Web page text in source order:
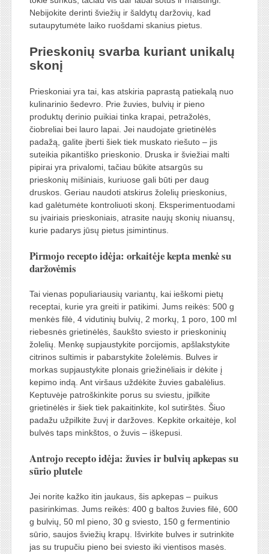
Nebijokite derinti šviežių ir šaldytų daržovių, kad
sutaupytumėte laiko ruošdami skanius pietus.
Prieskonių svarba kuriant unikalų
skonį
Prieskoniai yra tai, kas atskiria paprastą patiekalą nuo
kulinarinio šedevro. Prie žuvies, bulvių ir pieno
produktų derinio puikiai tinka krapai, petražolės,
čiobreliai bei lauro lapai. Jei naudojate grietinėlės
padažą, galite įberti šiek tiek muskato riešuto – jis
suteikia pikantiško prieskonio. Druska ir šviežiai malti
pipirai yra privalomi, tačiau būkite atsargūs su
prieskonių mišiniais, kuriuose gali būti per daug
druskos. Geriau naudoti atskirus žolelių prieskonius,
kad galėtumėte kontroliuoti skonį. Eksperimentuodami
su įvairiais prieskoniais, atrasite naujų skonių niuansų,
kurie padarys jūsų pietus įsimintinus.
Pirmojo recepto idėja: orkaitėje kepta menkė su
daržovėmis
Tai vienas populiariausių variantų, kai ieškomi pietų
receptai, kurie yra greiti ir patikimi. Jums reikės: 500 g
menkės filė, 4 vidutinių bulvių, 2 morkų, 1 poro, 100 ml
riebesnės grietinėlės, šaukšto sviesto ir prieskoninių
žolelių. Menkę supjaustykite porcijomis, apšlakstykite
citrinos sultimis ir pabarstykite žolelėmis. Bulves ir
morkas supjaustykite plonais griežinėliais ir dėkite į
kepimo indą. Ant viršaus uždėkite žuvies gabalėlius.
Keptuvėje patroškinkite porus su sviestu, įpilkite
grietinėlės ir šiek tiek pakaitinkite, kol sutirštės. Šiuo
padažu užpilkite žuvį ir daržoves. Kepkite orkaitėje, kol
bulvės taps minkštos, o žuvis – iškepusi.
Antrojo recepto idėja: žuvies ir bulvių apkepas su
sūrio plutele
Jei norite kažko itin jaukaus, šis apkepas – puikus
pasirinkimas. Jums reikės: 400 g baltos žuvies filė, 600
g bulvių, 50 ml pieno, 30 g sviesto, 150 g fermentinio
sūrio, saujos šviežių krapų. Išvirkite bulves ir sutrinkite
jas su trupučiu pieno bei sviesto iki vientisos masės.